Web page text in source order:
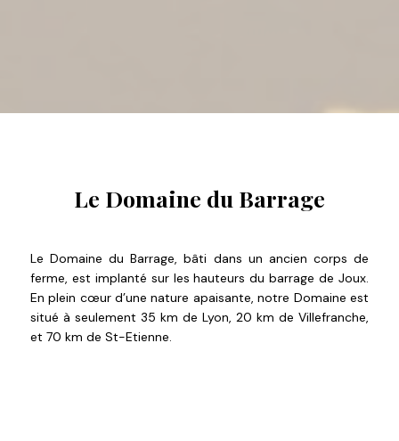
Le Domaine du Barrage
Le Domaine du Barrage, bâti dans un ancien corps de
ferme, est implanté sur les hauteurs du barrage de Joux.
En plein cœur d’une nature apaisante, notre Domaine est
situé à seulement 35 km de Lyon, 20 km de Villefranche,
et 70 km de St-Etienne.